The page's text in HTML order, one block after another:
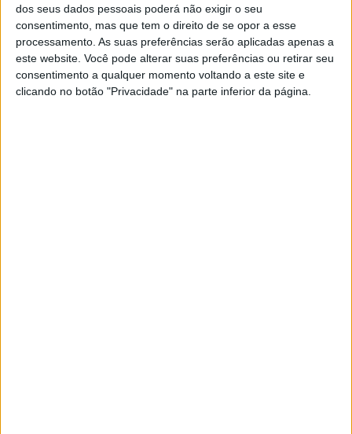
dos seus dados pessoais poderá não exigir o seu
consentimento, mas que tem o direito de se opor a esse
processamento. As suas preferências serão aplicadas apenas a
este website. Você pode alterar suas preferências ou retirar seu
consentimento a qualquer momento voltando a este site e
clicando no botão "Privacidade" na parte inferior da página.